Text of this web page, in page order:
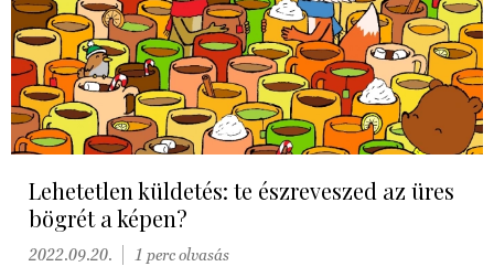
Lehetetlen küldetés: te észreveszed az üres
bögrét a képen?
2022.09.20. 1 perc olvasás